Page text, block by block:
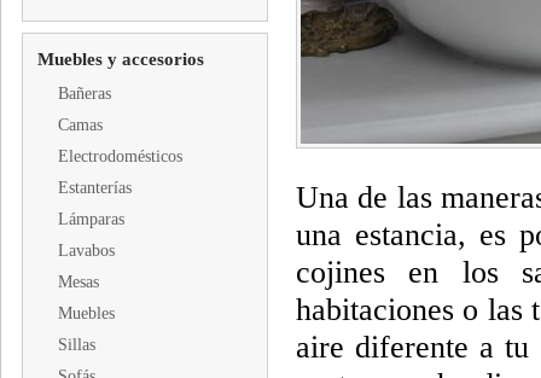
Muebles y accesorios
Bañeras
Camas
Electrodomésticos
Estanterías
Lámparas
Lavabos
Mesas
Muebles
Sillas
Una de las
una estancia, es
cojines en los
habitaciones o las
aire diferente a tu